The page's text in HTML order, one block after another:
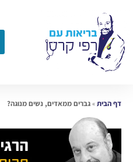
דף הבית»גברים ממאדים, נשים מנוגה?